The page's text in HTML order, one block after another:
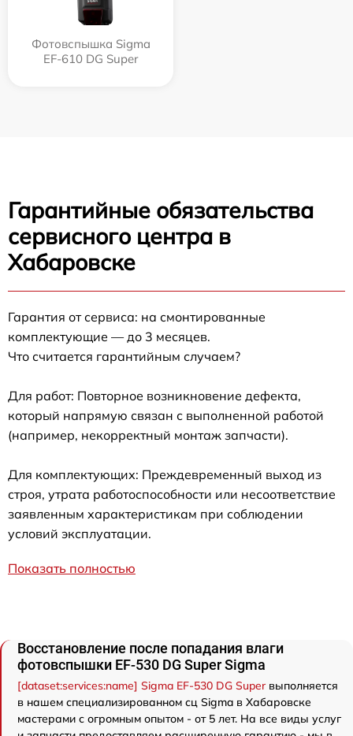
Фотовспышка Sigma
EF-610 DG Super
Гарантийные обязательства
сервисного центра в
Хабаровске
Гарантия от сервиса: на смонтированные
комплектующие — до 3 месяцев.
Что считается гарантийным случаем?
Для работ: Повторное возникновение дефекта,
который напрямую связан с выполненной работой
(например, некорректный монтаж запчасти).
Для комплектующих: Преждевременный выход из
строя, утрата работоспособности или несоответствие
заявленным характеристикам при соблюдении
условий эксплуатации.
Показать полностью
Восстановление после попадания влаги
фотовспышки EF-530 DG Super Sigma
[dataset:services:name] Sigma EF-530 DG Superвыполняется
в нашем специализированном сц Sigma в Хабаровске
мастерами с огромным опытом - от 5 лет. На все виды услуг